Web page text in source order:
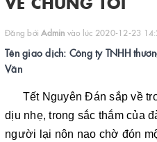
Đăng bởiAdmin vào lúc 2020-12-23
Tên giao dịch: Công ty TNHH
Văn
Tết Nguyên Đán sắp về
dịu nhẹ, trong sắc thắm của
người lại nôn nao chờ đón